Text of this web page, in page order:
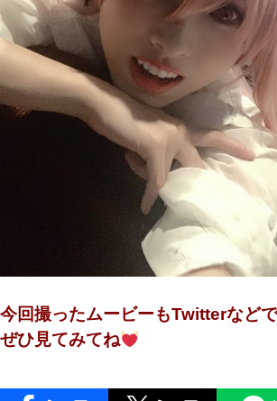
今回撮ったムービーもTwitterなど
ぜひ見てみてね